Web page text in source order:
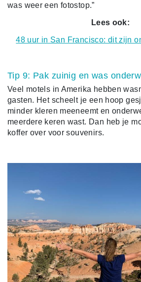
was weer een fotostop.”
Lees ook:
48 uur in San Francisco: dit zijn
Tip 9: Pak zuinig en was
Veel motels in Amerika hebben
gasten. Het scheelt je een hoop
minder kleren meeneemt en
meerdere keren wast. Dan heb je
koffer over voor souvenirs.